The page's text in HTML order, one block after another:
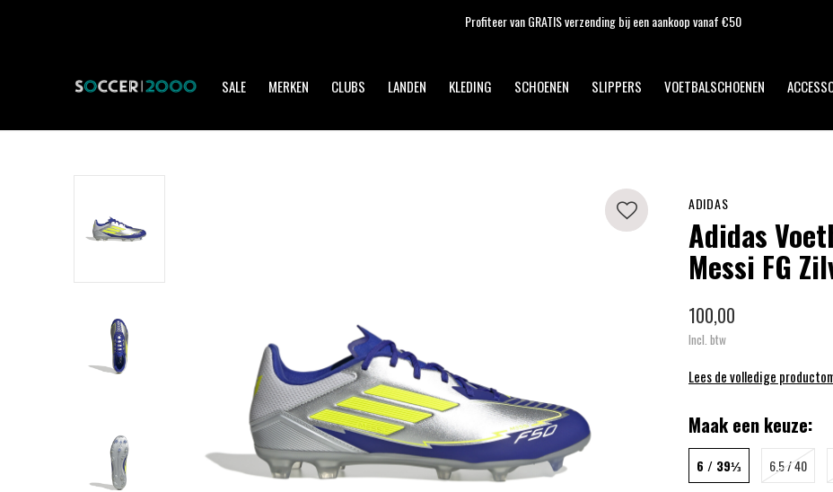
SALE MERKEN CLUBS LANDEN KLEDING SCHOENEN SLIPPERS VOETBALSCHOENEN
Profiteer van GRATIS verzending bij een aankoop vanaf €50
ADIDAS
Adidas
Messi FG
100,00
Incl. btw
Lees de volledige
Maak een keuze:
6 / 39⅓ 6.5 / 40